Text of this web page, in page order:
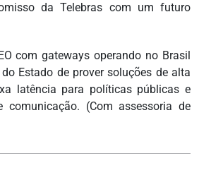
da Telebras com um futuro
com gateways operando no Brasil
Estado de prover soluções de alta
latência para políticas públicas e
comunicação. (Com assessoria de